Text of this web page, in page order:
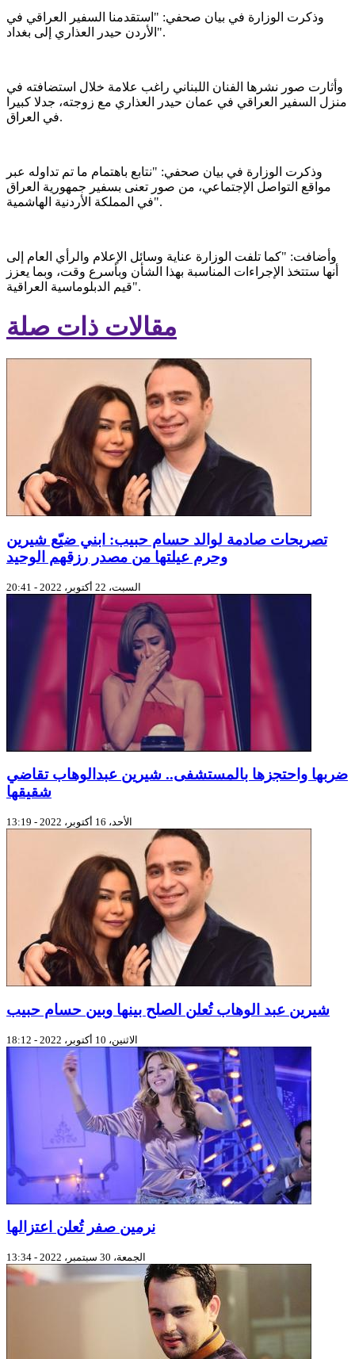
وذكرت الوزارة في بيان صحفي: "استقدمنا السفير العراقي في
الأردن حيدر العذاري إلى بغداد".
وأثارت صور نشرها الفنان اللبناني راغب علامة خلال استضافته في
منزل السفير العراقي في عمان حيدر العذاري مع زوجته، جدلا كبيرا
في العراق.
وذكرت الوزارة في بيان صحفي: "نتابع باهتمام ما تم تداوله عبر
مواقع التواصل الإجتماعي، من صور تعنى بسفير جمهورية العراق
في المملكة الأردنية الهاشمية".
وأضافت: "كما تلفت الوزارة عناية وسائل الإعلام والرأي العام إلى
أنها ستتخذ الإجراءات المناسبة بهذا الشأن وبأسرع وقت، وبما يعزز
قيم الدبلوماسية العراقية".
مقالات ذات صلة
تصريحات صادمة لوالد حسام حبيب: ابني ضيّع شيرين
وحرم عيلتها من مصدر رزقهم الوحيد
السبت، 22 أكتوبر، 2022 - 20:41
ضربها واحتجزها بالمستشفى.. شيرين عبدالوهاب تقاضي
شقيقها
الأحد، 16 أكتوبر، 2022 - 13:19
شيرين عبد الوهاب تُعلن الصلح بينها وبين حسام حبيب
الاثنين، 10 أكتوبر، 2022 - 18:12
نرمين صفر تُعلن اعتزالها
الجمعة، 30 سبتمبر، 2022 - 13:34